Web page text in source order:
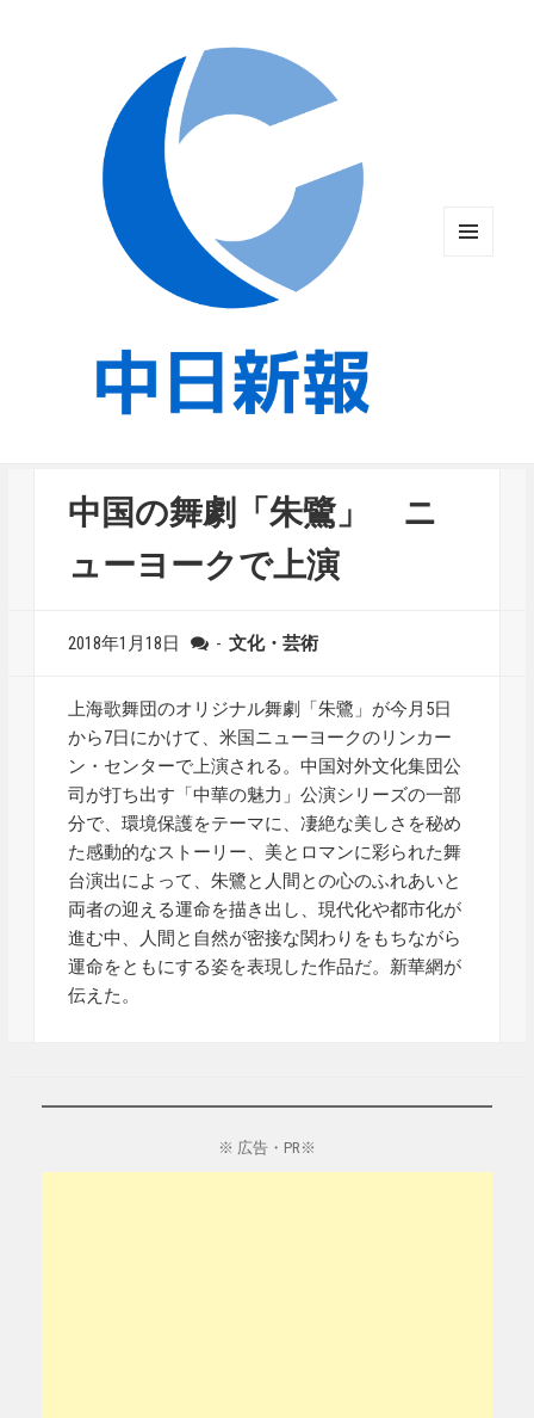
中国の舞劇「朱鷺」 ニ
ューヨークで上演
2018年1月18日 - 文化・芸術
上海歌舞団のオリジナル舞劇「朱鷺」が今月5日
から7日にかけて、米国ニューヨークのリンカー
ン・センターで上演される。中国対外文化集団公
司が打ち出す「中華の魅力」公演シリーズの一部
分で、環境保護をテーマに、凄絶な美しさを秘め
た感動的なストーリー、美とロマンに彩られた舞
台演出によって、朱鷺と人間との心のふれあいと
両者の迎える運命を描き出し、現代化や都市化が
進む中、人間と自然が密接な関わりをもちながら
運命をともにする姿を表現した作品だ。新華網が
伝えた。
※ 広告・PR※